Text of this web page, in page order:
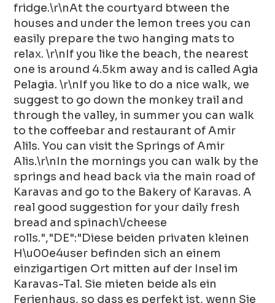
fridge.\r\nAt the courtyard btween the
houses and under the lemon trees you can
easily prepare the two hanging mats to
relax. \r\nIf you like the beach, the nearest
one is around 4.5km away and is called Agia
Pelagia. \r\nIf you like to do a nice walk, we
suggest to go down the monkey trail and
through the valley, in summer you can walk
to the coffeebar and restaurant of Amir
Alils. You can visit the Springs of Amir
Alis.\r\nIn the mornings you can walk by the
springs and head back via the main road of
Karavas and go to the Bakery of Karavas. A
real good suggestion for your daily fresh
bread and spinach\/cheese
rolls.","DE":"Diese beiden privaten kleinen
H\u00e4user befinden sich an einem
einzigartigen Ort mitten auf der Insel im
Karavas-Tal. Sie mieten beide als ein
Ferienhaus, so dass es perfekt ist, wenn Sie